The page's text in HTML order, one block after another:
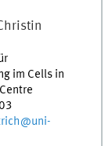
im Cells in